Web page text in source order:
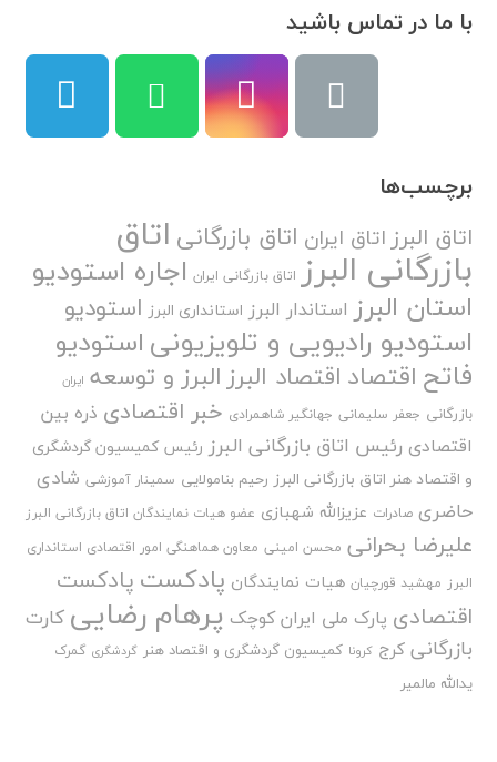
با ما در تماس باشید
برچسب‌ها
اتاق البرز اتاق ایران اتاق بازرگانی اتاق
بازرگانی البرز اتاق بازرگانی ایران اجاره استودیو
استان البرز استاندار البرز استانداری البرز استودیو
استودیو رادیویی و تلویزیونیاستودیو
فاتح اقتصاد اقتصاد البرزالبرز و توسعه ایران
بازرگانی جعفر سلیمانی جهانگیر شاهمرادی خبر اقتصادی ذره بین
اقتصادی رئیس اتاق بازرگانی البرز رئیس کمیسیون گردشگری
و اقتصاد هنر اتاق بازرگانی البرز رحیم بنامولایی سمینار آموزشی شادی
حاضری صادرات عزیزالله شهبازی عضو هیات نمایندگان اتاق بازرگانی البرز
علیرضا بحرانی محسن امینی معاون هماهنگی امور اقتصادی استانداری
البرز مهشید قورچیان هیات نمایندگان پادکست پادکست
اقتصادی پارک ملی ایران کوچک پرهام رضایی کارت
بازرگانی کرج کرونا کمیسیون گردشگری و اقتصاد هنر گردشگری گمرک
یدالله مالمیر